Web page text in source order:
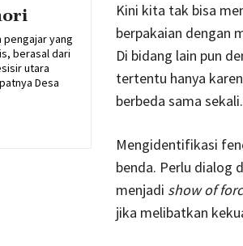
pengajar yang
berasal dari
utara
Desa
Kini kita tak bisa
berpakaian dengan
Di bidang lain pun
tertentu hanya
berbeda sama sekali.
Mengidentifikasi
benda. Perlu dialog
menjadi show of
jika melibatkan